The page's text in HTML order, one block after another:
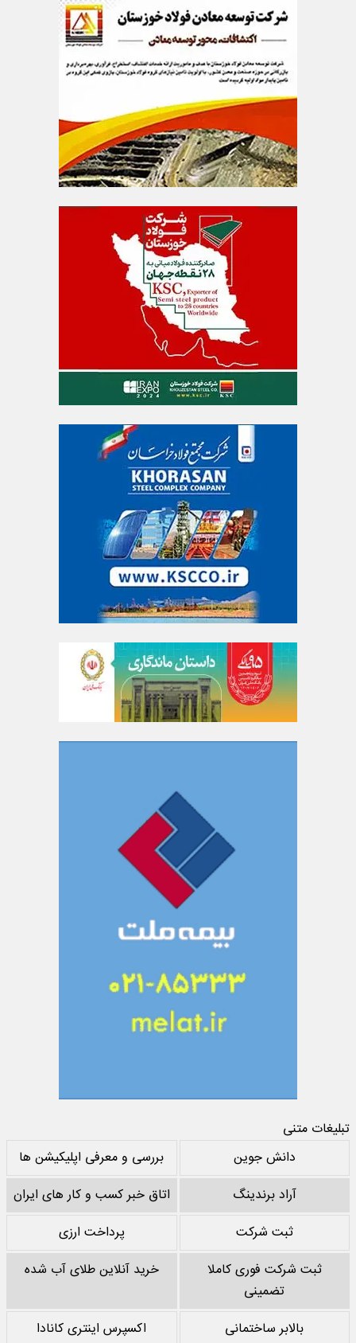
تبلیغات متنی
دانش جوین
بررسی و معرفی اپلیکیشن ها
آراد برندینگ
اتاق خبر کسب و کار های ایران
ثبت شرکت
پرداخت ارزی
ثبت شرکت فوری کاملا
تضمینی
خرید آنلاین طلای آب شده
بالابر ساختمانی اکسپرس اینتری کانادا